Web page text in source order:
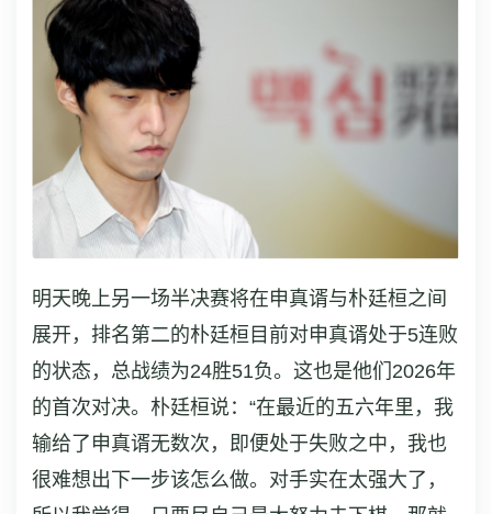
明天晚上另一场半决赛将在申真谞与朴廷桓之间
展开，排名第二的朴廷桓目前对申真谞处于5连败
的状态，总战绩为24胜51负。这也是他们2026年
的首次对决。朴廷桓说：“在最近的五六年里，我
输给了申真谞无数次，即便处于失败之中，我也
很难想出下一步该怎么做。对手实在太强大了，